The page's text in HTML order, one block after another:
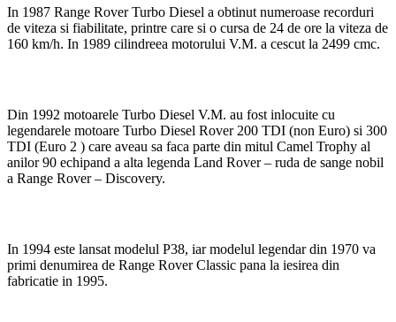
In 1987 Range Rover Turbo Diesel a obtinut numeroase recorduri
de viteza si fiabilitate, printre care si o cursa de 24 de ore la viteza de
160 km/h. In 1989 cilindreea motorului V.M. a cescut la 2499 cmc.
Din 1992 motoarele Turbo Diesel V.M. au fost inlocuite cu
legendarele motoare Turbo Diesel Rover 200 TDI (non Euro) si 300
TDI (Euro 2 ) care aveau sa faca parte din mitul Camel Trophy al
anilor 90 echipand a alta legenda Land Rover – ruda de sange nobil
a Range Rover – Discovery.
In 1994 este lansat modelul P38, iar modelul legendar din 1970 va
primi denumirea de Range Rover Classic pana la iesirea din
fabricatie in 1995.